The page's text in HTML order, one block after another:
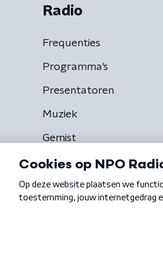
Radio
Frequenties
Programma's
Presentatoren
Muziek
Gemist
Algemene voorwaarden